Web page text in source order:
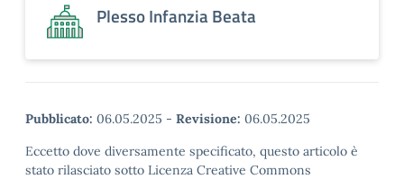
Plesso Infanzia Beata
Pubblicato: 06.05.2025 - Revisione: 06.05.2025
Eccetto dove diversamente specificato, questo articolo è
stato rilasciato sotto Licenza Creative Commons